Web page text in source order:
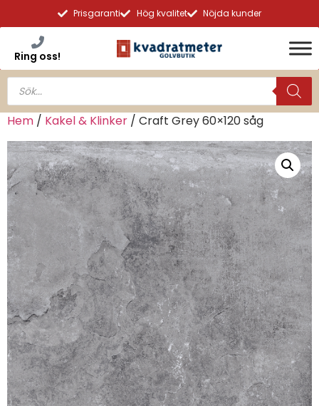
Prisgaranti Hög kvalitet Nöjda kunder
Ring oss!
Hem / Kakel & Klinker / Craft Grey 60×120 såg